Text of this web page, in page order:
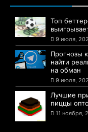
Топ
9 июля,
Прогнозы
найти
на обман
9 июля,
Лучшие
пиццы
11 ноября,